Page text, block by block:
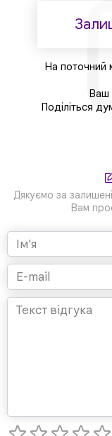
На поточний
Ваш
Поділіться
Дякуємо за
Вам